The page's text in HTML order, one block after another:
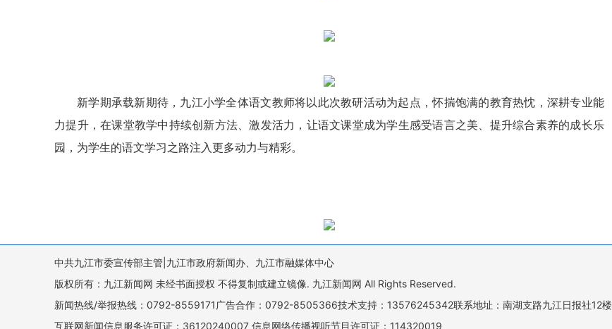
新学期承载新期待，九江小学全体语文教师将以此次教研活动为起点，怀揣饱满的教育热忱，深耕专业能
力提升，在课堂教学中持续创新方法、激发活力，让语文课堂成为学生感受语言之美、提升综合素养的成长乐
园，为学生的语文学习之路注入更多动力与精彩。
中共九江市委宣传部主管|九江市政府新闻办、九江市融媒体中心
版权所有：九江新闻网 未经书面授权 不得复制或建立镜像. 九江新闻网 All Rights Reserved.
新闻热线/举报热线：0792-8559171广告合作：0792-8505366技术支持：13576245342联系地址：南湖支路九江日报社12楼
互联网新闻信息服务许可证：36120240007 信息网络传播视听节目许可证：114320019